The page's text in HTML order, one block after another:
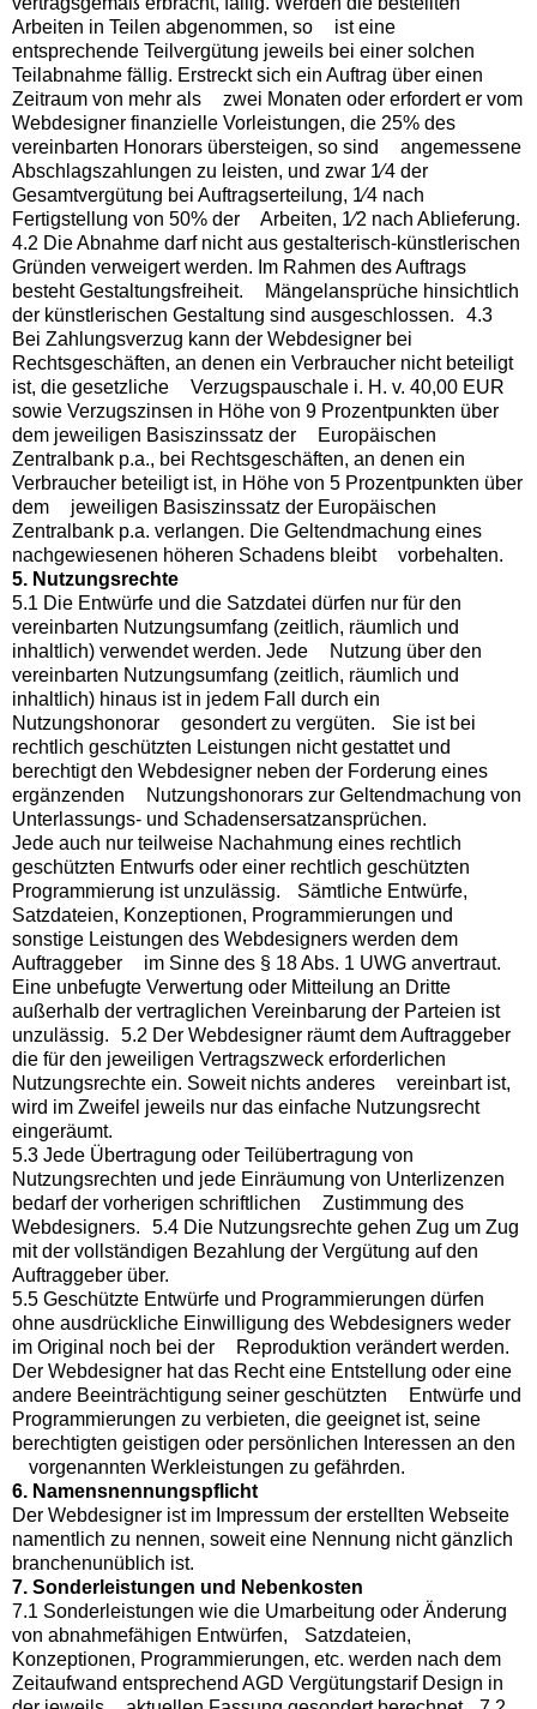
Arbeiten in Teilen abgenommen, so ist eine
entsprechende Teilvergütung jeweils bei einer solchen
Teilabnahme fällig. Erstreckt sich ein Auftrag über einen
Zeitraum von mehr als zwei Monaten oder erfordert er vom
Webdesigner finanzielle Vorleistungen, die 25% des
vereinbarten Honorars übersteigen, so sind angemessene
Abschlagszahlungen zu leisten, und zwar 1⁄4 der
Gesamtvergütung bei Auftragserteilung, 1⁄4 nach
Fertigstellung von 50% der Arbeiten, 1⁄2 nach Ablieferung.
4.2 Die Abnahme darf nicht aus gestalterisch-künstlerischen
Gründen verweigert werden. Im Rahmen des Auftrags
besteht Gestaltungsfreiheit. Mängelansprüche hinsichtlich
der künstlerischen Gestaltung sind ausgeschlossen. 4.3
Bei Zahlungsverzug kann der Webdesigner bei
Rechtsgeschäften, an denen ein Verbraucher nicht beteiligt
ist, die gesetzliche Verzugspauschale i. H. v. 40,00 EUR
sowie Verzugszinsen in Höhe von 9 Prozentpunkten über
dem jeweiligen Basiszinssatz der Europäischen
Zentralbank p.a., bei Rechtsgeschäften, an denen ein
Verbraucher beteiligt ist, in Höhe von 5 Prozentpunkten über
dem jeweiligen Basiszinssatz der Europäischen
Zentralbank p.a. verlangen. Die Geltendmachung eines
nachgewiesenen höheren Schadens bleibt vorbehalten.
5. Nutzungsrechte
5.1 Die Entwürfe und die Satzdatei dürfen nur für den
vereinbarten Nutzungsumfang (zeitlich, räumlich und
inhaltlich) verwendet werden. Jede Nutzung über den
vereinbarten Nutzungsumfang (zeitlich, räumlich und
inhaltlich) hinaus ist in jedem Fall durch ein
Nutzungshonorar gesondert zu vergüten. Sie ist bei
rechtlich geschützten Leistungen nicht gestattet und
berechtigt den Webdesigner neben der Forderung eines
ergänzenden Nutzungshonorars zur Geltendmachung von
Unterlassungs- und Schadensersatzansprüchen.
Jede auch nur teilweise Nachahmung eines rechtlich
geschützten Entwurfs oder einer rechtlich geschützten
Programmierung ist unzulässig. Sämtliche Entwürfe,
Satzdateien, Konzeptionen, Programmierungen und
sonstige Leistungen des Webdesigners werden dem
Auftraggeber im Sinne des § 18 Abs. 1 UWG anvertraut.
Eine unbefugte Verwertung oder Mitteilung an Dritte
außerhalb der vertraglichen Vereinbarung der Parteien ist
unzulässig. 5.2 Der Webdesigner räumt dem Auftraggeber
die für den jeweiligen Vertragszweck erforderlichen
Nutzungsrechte ein. Soweit nichts anderes vereinbart ist,
wird im Zweifel jeweils nur das einfache Nutzungsrecht
eingeräumt.
5.3 Jede Übertragung oder Teilübertragung von
Nutzungsrechten und jede Einräumung von Unterlizenzen
bedarf der vorherigen schriftlichen Zustimmung des
Webdesigners. 5.4 Die Nutzungsrechte gehen Zug um Zug
mit der vollständigen Bezahlung der Vergütung auf den
Auftraggeber über.
5.5 Geschützte Entwürfe und Programmierungen dürfen
ohne ausdrückliche Einwilligung des Webdesigners weder
im Original noch bei der Reproduktion verändert werden.
Der Webdesigner hat das Recht eine Entstellung oder eine
andere Beeinträchtigung seiner geschützten Entwürfe und
Programmierungen zu verbieten, die geeignet ist, seine
berechtigten geistigen oder persönlichen Interessen an den
vorgenannten Werkleistungen zu gefährden.
6. Namensnennungspflicht
Der Webdesigner ist im Impressum der erstellten Webseite
namentlich zu nennen, soweit eine Nennung nicht gänzlich
branchenunüblich ist.
7. Sonderleistungen und Nebenkosten
7.1 Sonderleistungen wie die Umarbeitung oder Änderung
von abnahmefähigen Entwürfen, Satzdateien,
Konzeptionen, Programmierungen, etc. werden nach dem
Zeitaufwand entsprechend AGD Vergütungstarif Design in